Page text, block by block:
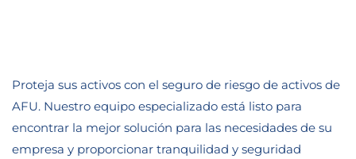
Proteja sus activos con el seguro de riesgo de activos de
AFU. Nuestro equipo especializado está listo para
encontrar la mejor solución para las necesidades de su
empresa y proporcionar tranquilidad y seguridad